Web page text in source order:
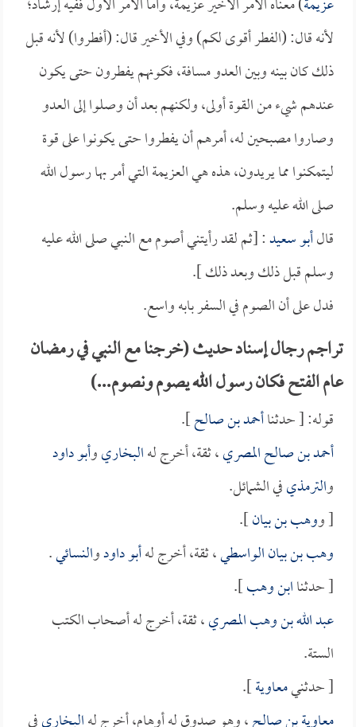
لأنه قال: (الفطر أقوى لكم) وفي الأخير قال: (أفطروا) لأنه قبل
ذلك كان بينه وبين العدو مسافة، فكونهم يفطرون حتى يكون
عندهم شيء من القوة أولى، ولكنهم بعد أن وصلوا إلى العدو
وصاروا مصبحين له، أمرهم أن يفطروا حتى يكونوا على قوة
ليتمكنوا مما يريدون، هذه هي العزيمة التي أمر بها رسول الله
صلى الله عليه وسلم.
قالأبو سعيد: [ثم لقد رأيتني أصوم مع النبي صلى الله عليه
وسلم قبل ذلك وبعد ذلك ].
فدل على أن الصوم في السفر بابه واسع.
تراجم رجال إسناد حديث (خرجنا مع النبي في رمضان
عام الفتح فكان رسول الله يصوم ونصوم...)
قوله: [ حدثناأحمد بن صالح].
أحمد بن صالح المصري، ثقة، أخرج لهالبخاريوأبو داود
والترمذيفي الشمائل.
[ ووهب بن بيان].
وهب بن بيان الواسطي، ثقة، أخرج لهأبو داودوالنسائي.
[ حدثناابن وهب].
عبد الله بن وهب المصري، ثقة، أخرج له أصحاب الكتب
الستة.
[ حدثنيمعاوية].